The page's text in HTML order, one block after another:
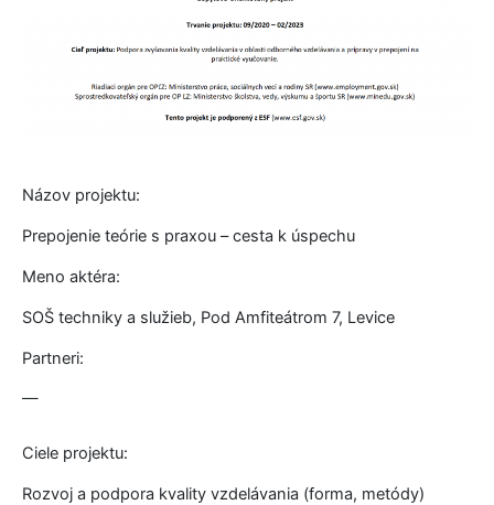
Názov projektu:
Prepojenie teórie s praxou – cesta k úspechu
Meno aktéra:
SOŠ techniky a služieb, Pod Amfiteátrom 7, Levice
Partneri:
—
Ciele projektu:
Rozvoj a podpora kvality vzdelávania (forma, metódy)